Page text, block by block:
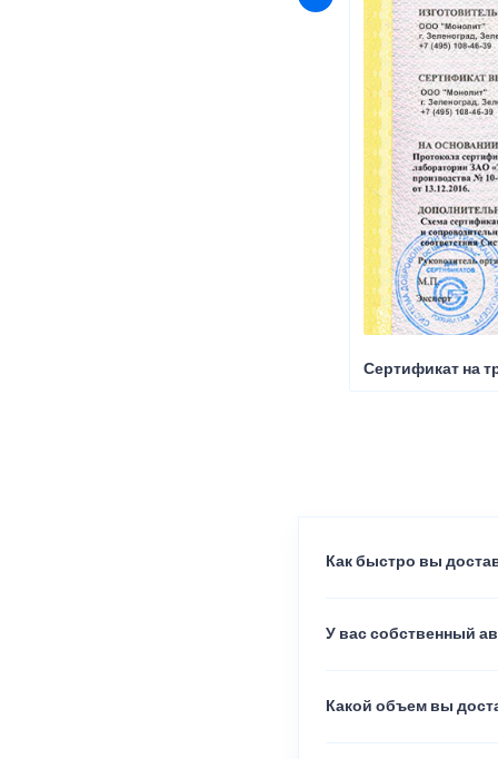
Сертификат на
Как быстро вы
У вас собственный
Какой объем вы